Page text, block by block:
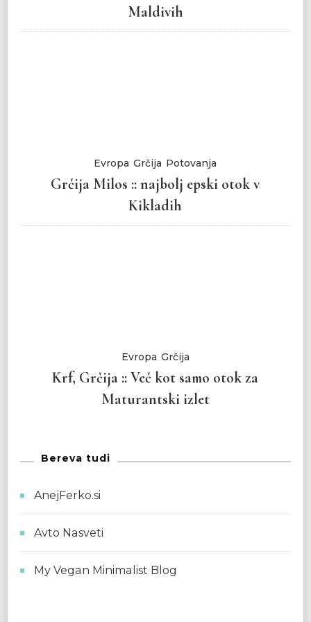
Maldivih
Evropa Grčija Potovanja
Grčija Milos :: najbolj epski otok v
Kikladih
Evropa Grčija
Krf, Grčija :: Več kot samo otok za
Maturantski izlet
Bereva tudi
AnejFerko.si
Avto Nasveti
My Vegan Minimalist Blog